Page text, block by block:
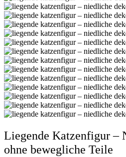
Liegende Katzenfigur –
ohne bewegliche Teile